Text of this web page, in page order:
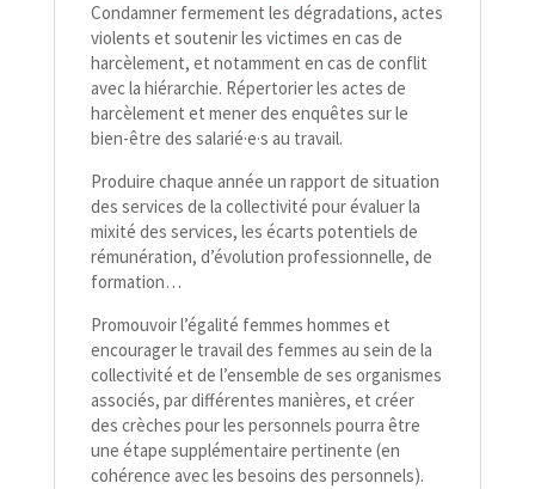
Condamner fermement les dégradations, actes
violents et soutenir les victimes en cas de
harcèlement, et notamment en cas de conflit
avec la hiérarchie. Répertorier les actes de
harcèlement et mener des enquêtes sur le
bien-​être des salarié·e·s au travail.
Produire chaque année un rapport de situation
des services de la collectivité pour évaluer la
mixité des services, les écarts potentiels de
rémunération, d’évolution professionnelle, de
formation…
Promouvoir l’égalité femmes hommes et
encourager le travail des femmes au sein de la
collectivité et de l’ensemble de ses organismes
associés, par différentes manières, et créer
des crèches pour les personnels pourra être
une étape supplémentaire pertinente (en
cohérence avec les besoins des personnels).